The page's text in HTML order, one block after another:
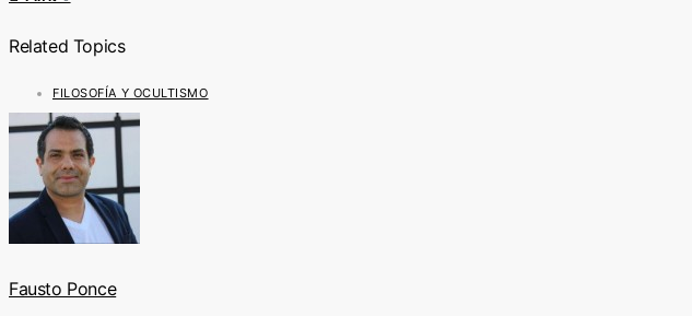
Related Topics
FILOSOFÍA Y OCULTISMO
Fausto Ponce